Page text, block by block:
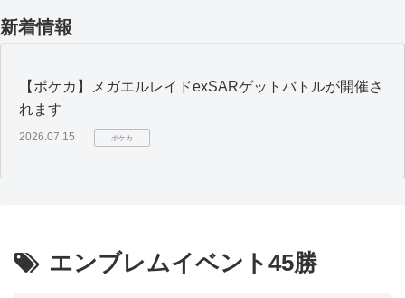
新着情報
【ポケカ】メガエルレイドexSARゲットバトルが開催さ
れます
2026.07.15 ポケカ
エンブレムイベント45勝